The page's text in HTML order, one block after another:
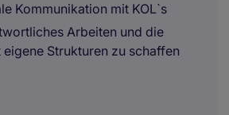
Kommunikation mit KOL`s
Arbeiten und die
Strukturen zu schaffen